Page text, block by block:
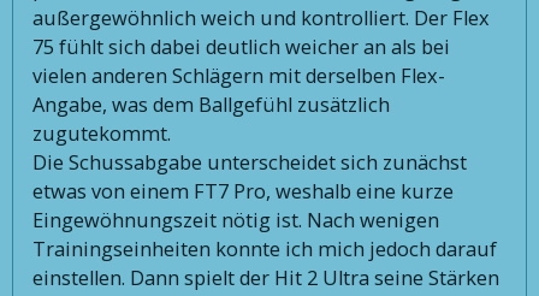
außergewöhnlich weich und kontrolliert. Der Flex
75 fühlt sich dabei deutlich weicher an als bei
vielen anderen Schlägern mit derselben Flex-
Angabe, was dem Ballgefühl zusätzlich
zugutekommt.
Die Schussabgabe unterscheidet sich zunächst
etwas von einem FT7 Pro, weshalb eine kurze
Eingewöhnungszeit nötig ist. Nach wenigen
Trainingseinheiten konnte ich mich jedoch darauf
einstellen. Dann spielt der Hit 2 Ultra seine Stärken